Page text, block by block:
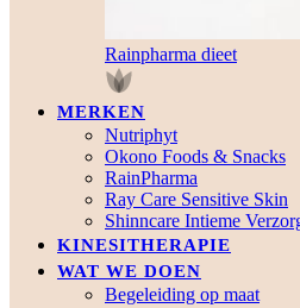
Rainpharma dieet
MERKEN
Nutriphyt
Okono Foods & Snacks
RainPharma
Ray Care Sensitive Skin
Shinncare Intieme
KINESITHERAPIE
WAT WE DOEN
Begeleiding op maat